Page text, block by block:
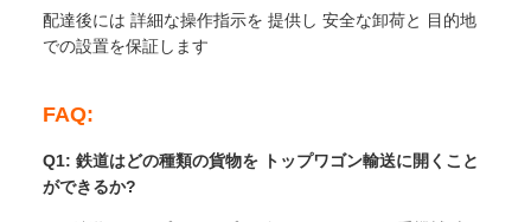
配達後には 詳細な操作指示を 提供し 安全な卸荷と 目的地
での設置を保証します
FAQ:
Q1: 鉄道はどの種類の貨物を トップワゴン輸送に開くこと
ができるか?